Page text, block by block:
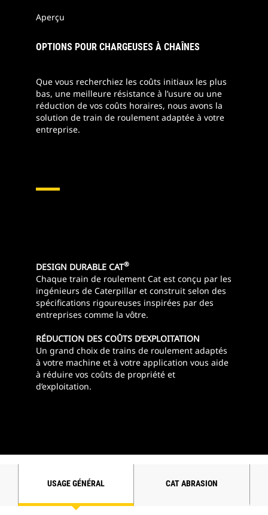
Aperçu
OPTIONS POUR CHARGEUSES À CHAÎNES
Que vous recherchiez les coûts initiaux les plus
bas, une meilleure résistance à l’usure ou une
réduction de vos coûts horaires, nous avons la
solution de train de roulement adaptée à votre
entreprise.
DESIGN DURABLE CAT®
Chaque train de roulement Cat est conçu par les
ingénieurs de Caterpillar et construit selon des
spécifications rigoureuses inspirées par des
entreprises comme la vôtre.
RÉDUCTION DES COÛTS D’EXPLOITATION
Un grand choix de trains de roulement adaptés
à votre machine et à votre application vous aide
à réduire vos coûts de propriété et
d’exploitation.
USAGE GÉNÉRAL CAT ABRASION